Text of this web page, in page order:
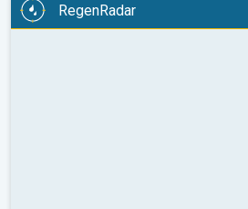
RegenRadar